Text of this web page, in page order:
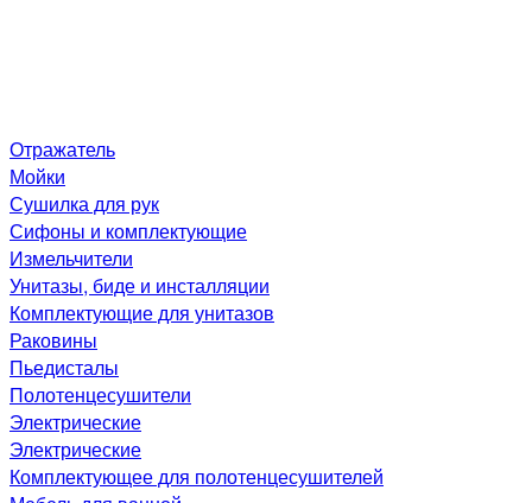
Отражатель
Мойки
Сушилка для рук
Сифоны и комплектующие
Измельчители
Унитазы, биде и инсталляции
Комплектующие для унитазов
Раковины
Пьедисталы
Полотенцесушители
Электрические
Электрические
Комплектующее для полотенцесушителей